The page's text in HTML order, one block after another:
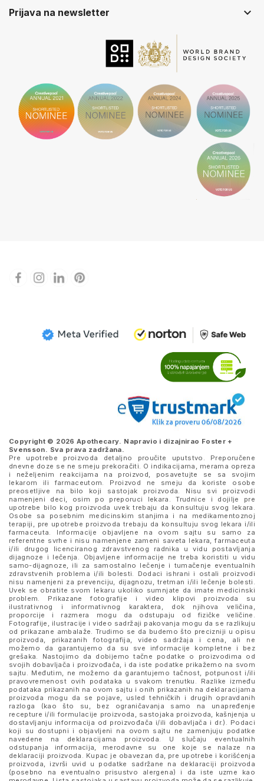
Prijava na newsletter keyboard_arrow_down
Copyright © 2026 Apothecary. Napravio i dizajnirao Foster +
Svensson. Sva prava zadržana.
Pre upotrebe proizvoda detaljno proučite uputstvo. Preporučene
dnevne doze se ne smeju prekoračiti. O indikacijama, merama opreza
i neželjenim reakcijama na proizvod, posavetujte se sa svojim
lekarom ili farmaceutom. Proizvod ne smeju da koriste osobe
preosetljive na bilo koji sastojak proizvoda. Nisu svi proizvodi
namenjeni deci, osim po preporuci lekara. Trudnice i dojilje pre
upotrebe bilo kog proizvoda uvek trebaju da konsultuju svog lekara.
Osobe sa posebnim medicinskim stanjima i na medikamentoznoj
terapiji, pre upotrebe proizvoda trebaju da konsultuju svog lekara i/ili
farmaceuta. Informacije objavljene na ovom sajtu su samo za
referentne svrhe i nisu namenjene zameni saveta lekara, farmaceuta
i/ili drugog licenciranog zdravstvenog radnika u vidu postavljanja
dijagnoze i lečenja. Objavljene informacije ne treba koristiti u vidu
samo-dijagnoze, ili za samostalno lečenje i tumačenje eventualnih
zdravstvenih problema i/ili bolesti. Dodaci ishrani i ostali proizvodi
nisu namenjeni za prevenciju, dijagnozu, tretman i/ili lečenje bolesti.
Uvek se obratite svom lekaru ukoliko sumnjate da imate medicinski
problem. Prikazane fotografije i video klipovi proizvoda su
ilustrativnog i informativnog karaktera, dok njihova veličina,
proporcije i razmera mogu da odstupaju od fizičke veličine.
Fotografije, ilustracije i video sadržaji pakovanja mogu da se razlikuju
od prikazane ambalaže. Trudimo se da budemo što precizniji u opisu
proizvoda, prikazanih fotografija, video sadržaja i cena, ali ne
možemo da garantujemo da su sve informacije kompletne i bez
grešaka. Nastojimo da dobijemo tačne podatke o proizvodima od
svojih dobavljača i proizvođača, i da iste podatke prikažemo na svom
sajtu. Međutim, ne možemo da garantujemo tačnost, potpunost i/ili
pravovremenost ovih podataka u svakom trenutku. Razlike između
podataka prikazanih na ovom sajtu i onih prikazanih na deklaracijama
proizvoda mogu da se pojave, usled tehničkih i drugih opravdanih
razloga (kao što su, bez ograničavanja samo na unapređenje
recepture i/ili formulacije proizvoda, sastojaka proizvoda, kašnjenja u
dostavljanju informacija od proizvođača i/ili dobavljača i dr.). Podaci
koji su dostupni i objavljeni na ovom sajtu ne zamenjuju podatke
navedene na deklaracijama proizvoda. U slučaju eventualnih
odstupanja informacija, merodavne su one koje se nalaze na
deklaraciji proizvoda. Kupac je obavezan da, pre upotrebe i korišćenja
proizvoda, izvrši uvid u podatke sadržane na deklaraciji proizvoda
(posebno na eventualno prisustvo alergena) i da iste uzme kao